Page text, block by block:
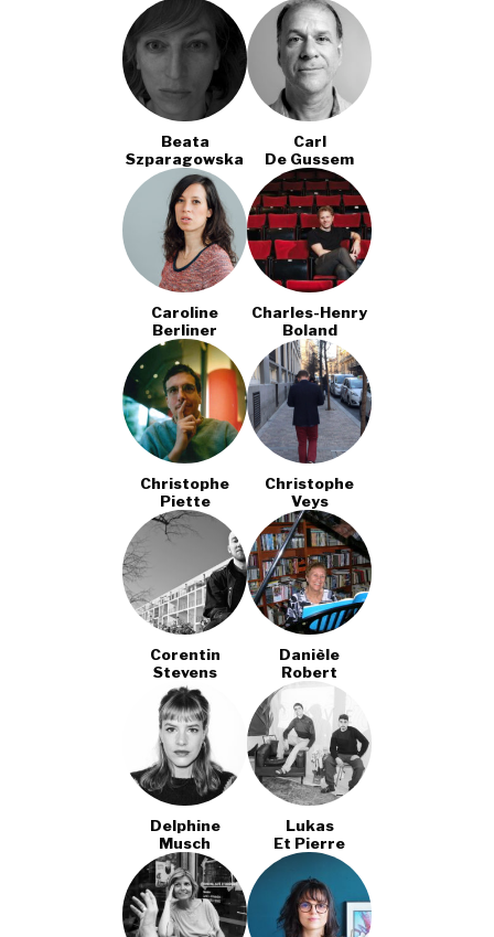
Beata
Szparagowska
Carl
De Gussem
Caroline
Berliner
Charles-Henry
Boland
Christophe
Piette
Christophe
Veys
Corentin
Stevens
Danièle
Robert
Delphine
Musch
Lukas
Et Pierre